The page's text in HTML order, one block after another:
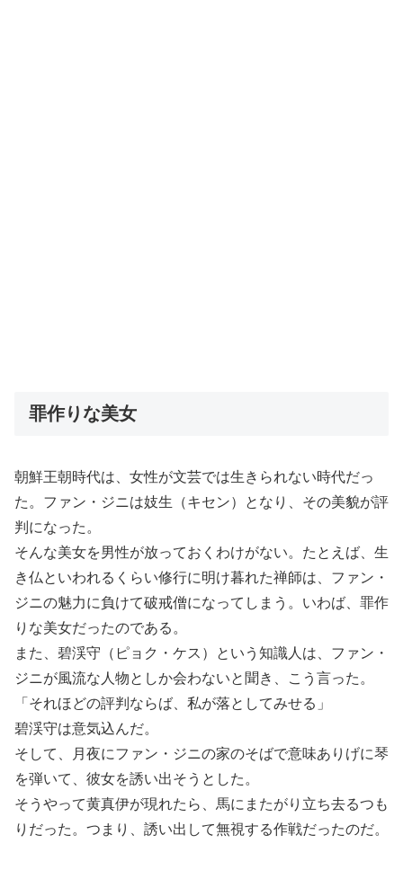
罪作りな美女
朝鮮王朝時代は、女性が文芸では生きられない時代だっ
た。ファン・ジニは妓生（キセン）となり、その美貌が評
判になった。
そんな美女を男性が放っておくわけがない。たとえば、生
き仏といわれるくらい修行に明け暮れた禅師は、ファン・
ジニの魅力に負けて破戒僧になってしまう。いわば、罪作
りな美女だったのである。
また、碧渓守（ピョク・ケス）という知識人は、ファン・
ジニが風流な人物としか会わないと聞き、こう言った。
「それほどの評判ならば、私が落としてみせる」
碧渓守は意気込んだ。
そして、月夜にファン・ジニの家のそばで意味ありげに琴
を弾いて、彼女を誘い出そうとした。
そうやって黄真伊が現れたら、馬にまたがり立ち去るつも
りだった。つまり、誘い出して無視する作戦だったのだ。